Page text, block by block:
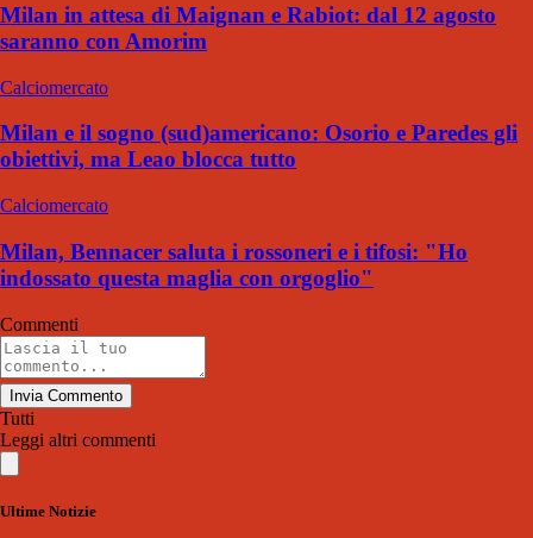
Milan in attesa di Maignan e Rabiot: dal 12 agosto
saranno con Amorim
Calciomercato
Milan e il sogno (sud)americano: Osorio e Paredes gli
obiettivi, ma Leao blocca tutto
Calciomercato
Milan, Bennacer saluta i rossoneri e i tifosi: "Ho
indossato questa maglia con orgoglio"
Commenti
Invia Commento
Tutti
Leggi altri commenti
Ultime Notizie